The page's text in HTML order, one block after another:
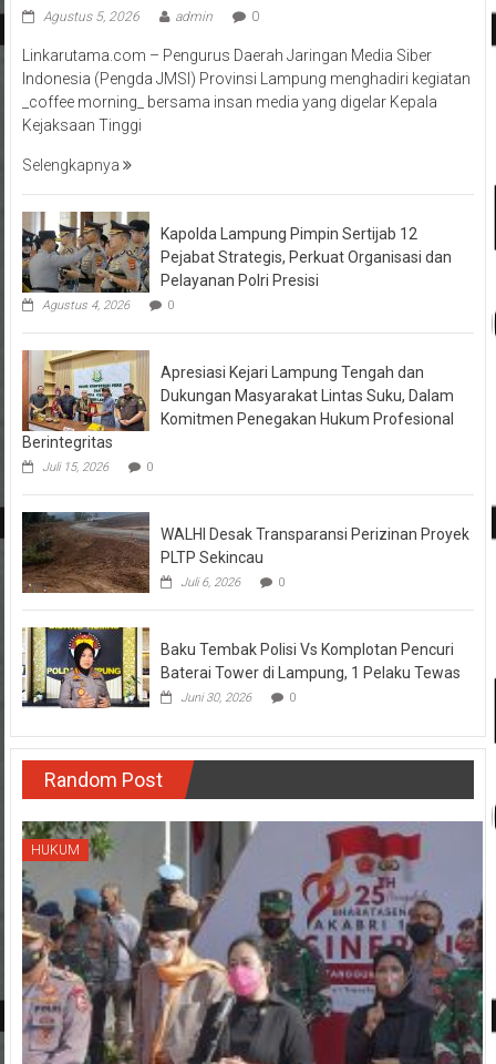
Agustus 5, 2026 admin 0
Linkarutama.com – Pengurus Daerah Jaringan Media Siber
Indonesia (Pengda JMSI) Provinsi Lampung menghadiri kegiatan
_coffee morning_ bersama insan media yang digelar Kepala
Kejaksaan Tinggi
Selengkapnya
Kapolda Lampung Pimpin Sertijab 12
Pejabat Strategis, Perkuat Organisasi dan
Pelayanan Polri Presisi
Agustus 4, 2026 0
Apresiasi Kejari Lampung Tengah dan
Dukungan Masyarakat Lintas Suku, Dalam
Komitmen Penegakan Hukum Profesional
Berintegritas
Juli 15, 2026 0
WALHI Desak Transparansi Perizinan Proyek
PLTP Sekincau
Juli 6, 2026 0
Baku Tembak Polisi Vs Komplotan Pencuri
Baterai Tower di Lampung, 1 Pelaku Tewas
Juni 30, 2026 0
Random Post
HUKUM